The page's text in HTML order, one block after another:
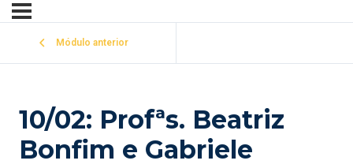
Módulo anterior
10/02: Profªs. Beatriz
Bonfim e Gabriele